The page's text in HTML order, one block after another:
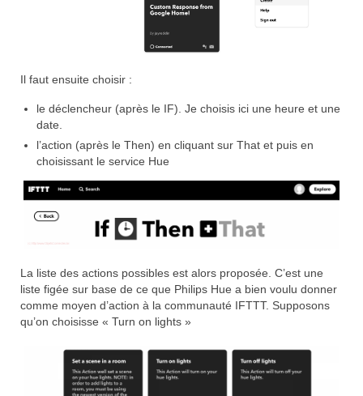
Il faut ensuite choisir :
le déclencheur (après le IF). Je choisis ici une heure et une
date.
l’action (après le Then) en cliquant sur That et puis en
choisissant le service Hue
La liste des actions possibles est alors proposée. C’est une
liste figée sur base de ce que Philips Hue a bien voulu donner
comme moyen d’action à la communauté IFTTT. Supposons
qu’on choisisse « Turn on lights »